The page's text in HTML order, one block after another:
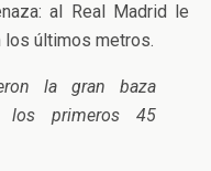
al Real Madrid le
los últimos metros.
la gran baza
los primeros 45